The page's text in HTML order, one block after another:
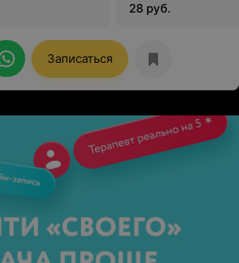
28 руб.
Записаться